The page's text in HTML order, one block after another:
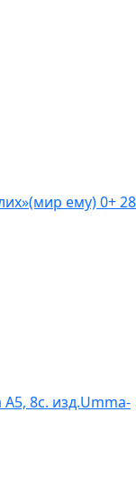
ему) 0+ 28